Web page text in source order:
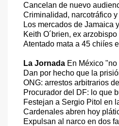
Cancelan de nuevo
Criminalidad, narcotráfico
Los mercados de Jamaica
Keith O´brien, ex
Atentado mata a 45 chiíes
La Jornada En México
Dan por hecho que la
ONG: arrestos arbitrarios
Procurador del DF: lo que
Festejan a Sergio Pitol en
Cardenales abren hoy
Expulsan al narco en dos